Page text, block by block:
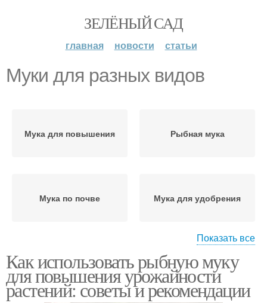
ЗЕЛЁНЫЙ САД
главная новости статьи
Муки для разных видов
Мука для повышения Рыбная мука
Мука по почве Мука для удобрения
Мука в качестве Муки в качестве
Показать все
Как использовать рыбную муку
для повышения урожайности
растений: советы и рекомендации